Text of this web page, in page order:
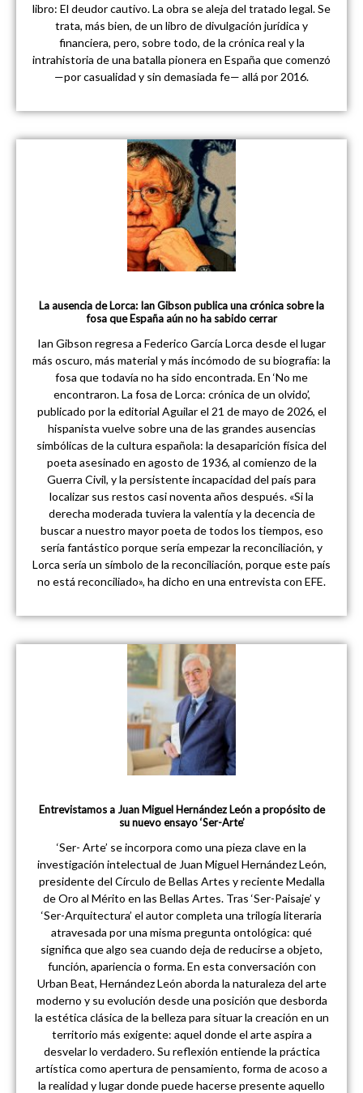
libro: El deudor cautivo. La obra se aleja del tratado legal. Se
trata, más bien, de un libro de divulgación jurídica y
financiera, pero, sobre todo, de la crónica real y la
intrahistoria de una batalla pionera en España que comenzó
—por casualidad y sin demasiada fe— allá por 2016.
La ausencia de Lorca: Ian Gibson publica una crónica sobre la
fosa que España aún no ha sabido cerrar
Ian Gibson regresa a Federico García Lorca desde el lugar
más oscuro, más material y más incómodo de su biografía: la
fosa que todavía no ha sido encontrada. En ‘No me
encontraron. La fosa de Lorca: crónica de un olvido’,
publicado por la editorial Aguilar el 21 de mayo de 2026, el
hispanista vuelve sobre una de las grandes ausencias
simbólicas de la cultura española: la desaparición física del
poeta asesinado en agosto de 1936, al comienzo de la
Guerra Civil, y la persistente incapacidad del país para
localizar sus restos casi noventa años después. «Si la
derecha moderada tuviera la valentía y la decencia de
buscar a nuestro mayor poeta de todos los tiempos, eso
sería fantástico porque sería empezar la reconciliación, y
Lorca sería un símbolo de la reconciliación, porque este país
no está reconciliado», ha dicho en una entrevista con EFE.
Entrevistamos a Juan Miguel Hernández León a propósito de
su nuevo ensayo ‘Ser-Arte’
‘Ser- Arte’ se incorpora como una pieza clave en la
investigación intelectual de Juan Miguel Hernández León,
presidente del Círculo de Bellas Artes y reciente Medalla
de Oro al Mérito en las Bellas Artes. Tras ‘Ser-Paisaje’ y
‘Ser-Arquitectura’ el autor completa una trilogía literaria
atravesada por una misma pregunta ontológica: qué
significa que algo sea cuando deja de reducirse a objeto,
función, apariencia o forma. En esta conversación con
Urban Beat, Hernández León aborda la naturaleza del arte
moderno y su evolución desde una posición que desborda
la estética clásica de la belleza para situar la creación en un
territorio más exigente: aquel donde el arte aspira a
desvelar lo verdadero. Su reflexión entiende la práctica
artística como apertura de pensamiento, forma de acoso a
la realidad y lugar donde puede hacerse presente aquello